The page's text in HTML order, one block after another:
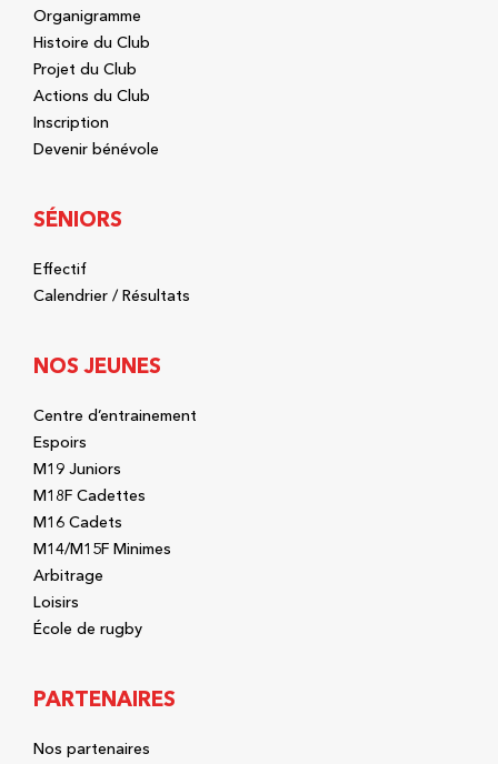
Organigramme
Histoire du Club
Projet du Club
Actions du Club
Inscription
Devenir bénévole
SÉNIORS
Effectif
Calendrier / Résultats
NOS JEUNES
Centre d’entrainement
Espoirs
M19 Juniors
M18F Cadettes
M16 Cadets
M14/M15F Minimes
Arbitrage
Loisirs
École de rugby
PARTENAIRES
Nos partenaires